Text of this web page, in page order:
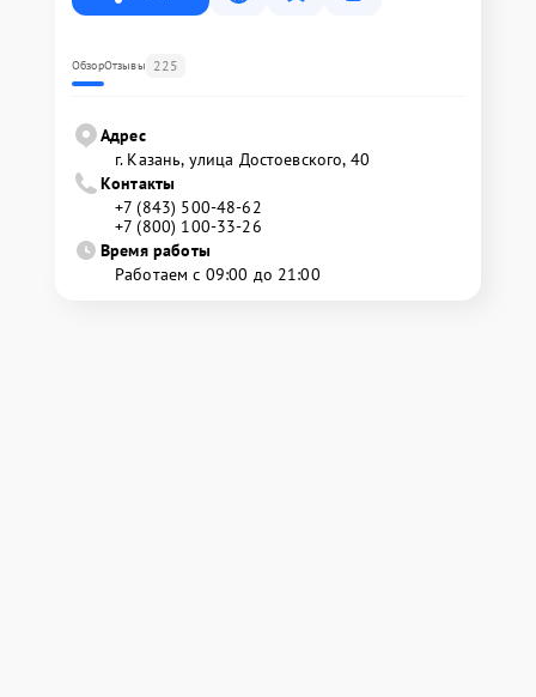
ОбзорОтзывы 225
Адрес
г. Казань, улица Достоевского, 40
Контакты
+7 (843) 500-48-62
+7 (800) 100-33-26
Время работы
Работаем с 09:00 до 21:00